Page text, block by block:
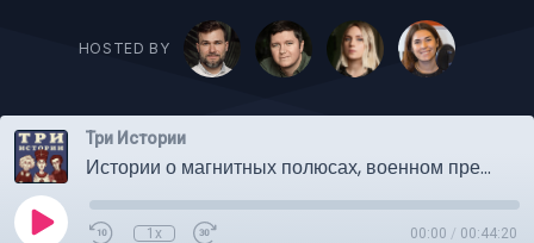
HOSTED BY
Три Истории
Истории о магнитных полюсах, военном предводителе чирикауа-апачей и о тайне сказочного ремесла
1x 00:00 / 00:44:20